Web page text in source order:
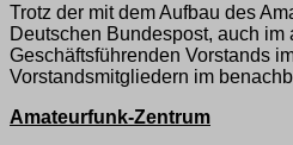
Trotz der mit dem Aufbau des
Deutschen Bundespost, auch
Geschäftsführenden Vorstands
Vorstandsmitgliedern im
Amateurfunk-Zentrum